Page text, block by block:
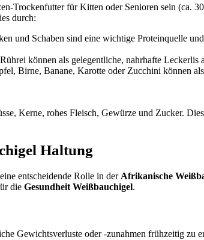
Trockenfutter für Kitten oder Senioren sein (ca.
durch:
und Schaben sind eine wichtige Proteinquelle
können als gelegentliche, nahrhafte Leckerlis
Birne, Banane, Karotte oder Zucchini können
Kerne, rohes Fleisch, Gewürze und Zucker.
Haltung
entscheidende Rolle in derAfrikanische
die Gesundheit Weißbauchigel.
Gewichtsverluste oder -zunahmen frühzeitig zu